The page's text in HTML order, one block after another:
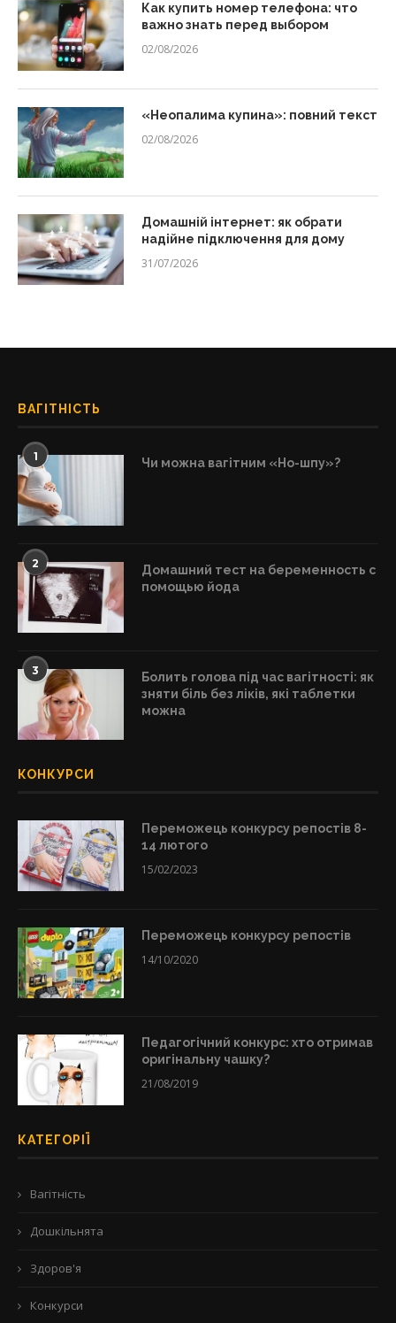
Как купить номер телефона: что
важно знать перед выбором
02/08/2026
«Неопалима купина»: повний текст
02/08/2026
Домашній інтернет: як обрати
надійне підключення для дому
31/07/2026
ВАГІТНІСТЬ
1 Чи можна вагітним «Но-шпу»?
2
Домашний тест на беременность с
помощью йода
3
Болить голова під час вагітності: як
зняти біль без ліків, які таблетки
можна
КОНКУРСИ
Переможець конкурсу репостів 8-
14 лютого
15/02/2023
Переможець конкурсу репостів
14/10/2020
Педагогічний конкурс: хто отримав
оригінальну чашку?
21/08/2019
КАТЕГОРІЇ
Вагітність
Дошкільнята
Здоров'я
Конкурси